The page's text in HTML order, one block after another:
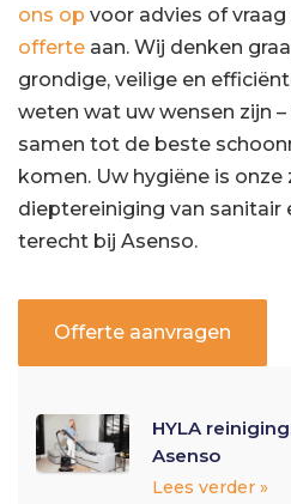
ons op voor advies of
offerte aan. Wij denken
grondige, veilige en
weten wat uw wensen zijn
samen tot de beste
komen. Uw hygiëne is onze
dieptereiniging van sanitair
terecht bij Asenso.
Offerte aanvragen
HYLA
Asenso
Lees verder »